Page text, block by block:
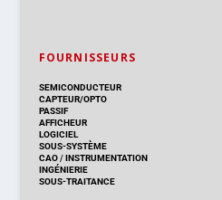
FOURNISSEURS
SEMICONDUCTEUR
CAPTEUR/OPTO
PASSIF
AFFICHEUR
LOGICIEL
SOUS-SYSTÈME
CAO/INSTRUMENTATION
INGÉNIERIE
SOUS-TRAITANCE